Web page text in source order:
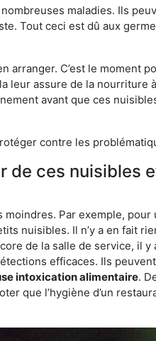
maladies. Ils
Tout ceci est dû aux
arranger. C’est le moment
leur assure de la
avant que ces
contre les
ces nuisibles
Par exemple,
nuisibles. Il n’y a en fait
de la salle de service, il
efficaces. Ils
intoxication alimentaire.
que l’hygiène d’un